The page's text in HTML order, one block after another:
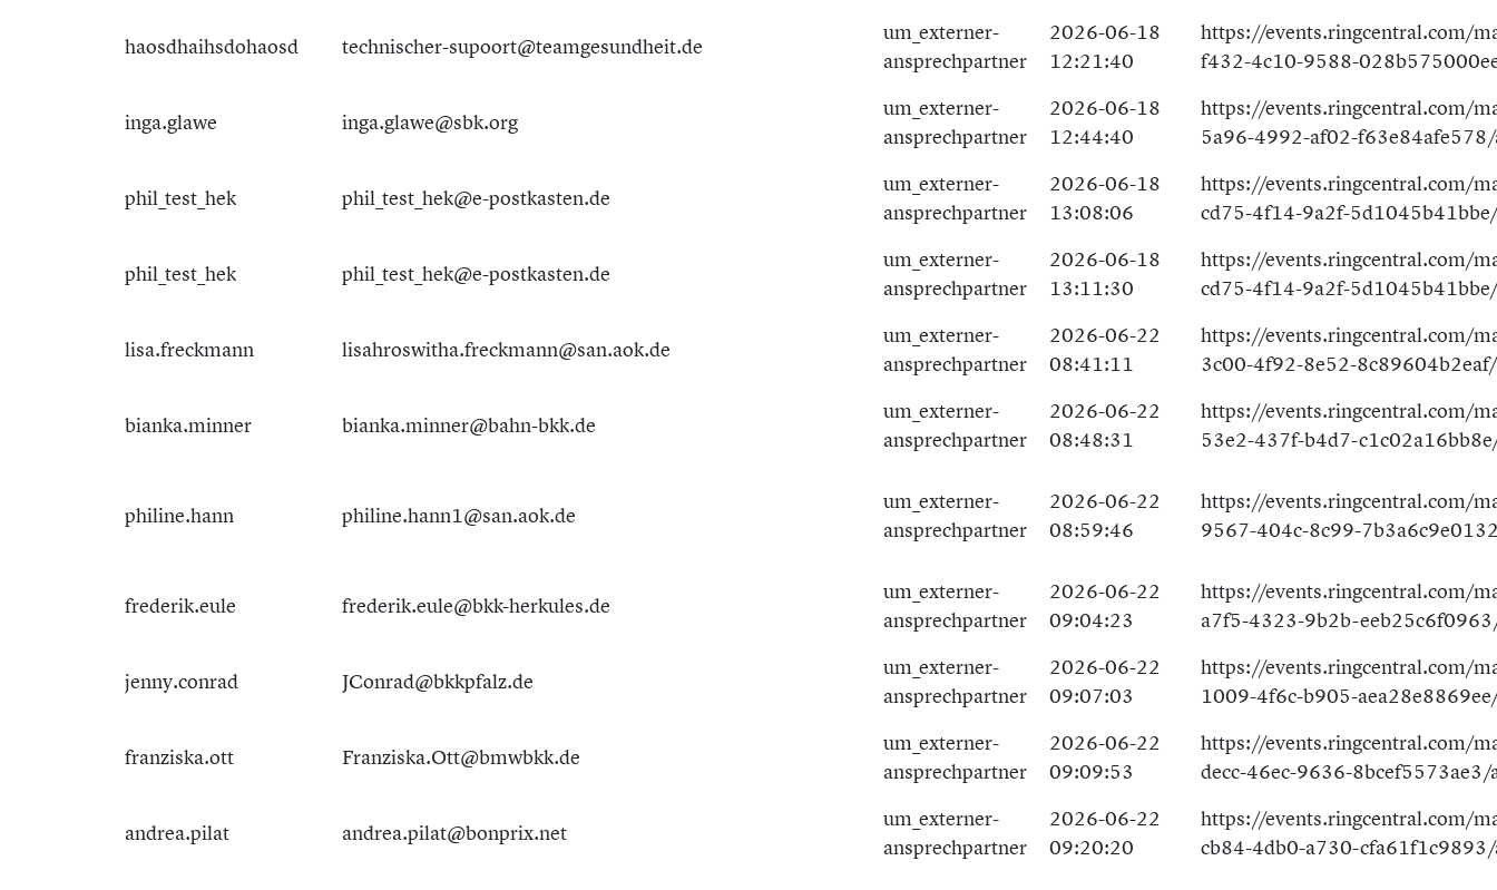
haosdhaihsdohaosd technischer-supoort@teamgesundheit.de
um_externer-
ansprechpartner
2026-06-18
12:21:40
https://events.ringcentral.com/
f432-4c10-9588-
inga.glawe inga.glawe@sbk.org
um_externer-
ansprechpartner
2026-06-18
12:44:40
https://events.ringcentral.com/
5a96-4992-af02-f63e84afe578/
phil_test_hek phil_test_hek@e-postkasten.de
um_externer-
ansprechpartner
2026-06-18
13:08:06
https://events.ringcentral.com/
cd75-4f14-9a2f-
phil_test_hek phil_test_hek@e-postkasten.de
um_externer-
ansprechpartner
2026-06-18
13:11:30
https://events.ringcentral.com/
cd75-4f14-9a2f-
lisa.freckmann lisahroswitha.freckmann@san.aok.de
um_externer-
ansprechpartner
2026-06-22
08:41:11
https://events.ringcentral.com/
3c00-4f92-8e52-8c89604b2eaf/
bianka.minner bianka.minner@bahn-bkk.de
um_externer-
ansprechpartner
2026-06-22
08:48:31
https://events.ringcentral.com/
53e2-437f-b4d7-
philine.hann philine.hann1@san.aok.de
um_externer-
ansprechpartner
2026-06-22
08:59:46
https://events.ringcentral.com/
9567-404c-8c99-
frederik.eule frederik.eule@bkk-herkules.de
um_externer-
ansprechpartner
2026-06-22
09:04:23
https://events.ringcentral.com/
a7f5-4323-9b2b-
jenny.conrad JConrad@bkkpfalz.de
um_externer-
ansprechpartner
2026-06-22
09:07:03
https://events.ringcentral.com/
1009-4f6c-b905-
franziska.ott Franziska.Ott@bmwbkk.de
um_externer-
ansprechpartner
2026-06-22
09:09:53
https://events.ringcentral.com/
decc-46ec-9636-8bcef5573ae3/
andrea.pilat andrea.pilat@bonprix.net
um_externer-
ansprechpartner
2026-06-22
09:20:20
https://events.ringcentral.com/
cb84-4db0-a730-cfa61f1c9893/